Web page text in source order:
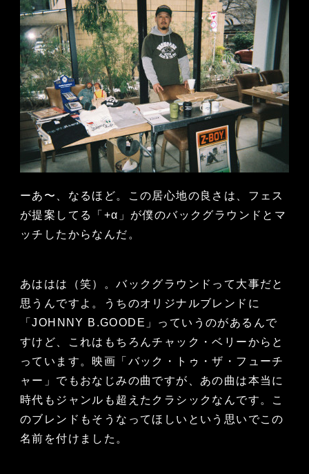
ーあ〜、なるほど。この居心地の良さは、フェス
が提案してる「+α」が僕のバックグラウンドとマ
ッチしたからなんだ。
あははは（笑）。バックグラウンドって大事だと
思うんですよ。うちのオリジナルブレンドに
「JOHNNY B.GOODE」っていうのがあるんで
すけど、これはもちろんチャック・ベリーからと
っています。映画「バック・トゥ・ザ・フューチ
ャー」でもおなじみの曲ですが、あの曲は本当に
時代もジャンルも超えたクラシックなんです。こ
のブレンドもそうなってほしいという思いでこの
名前を付けました。